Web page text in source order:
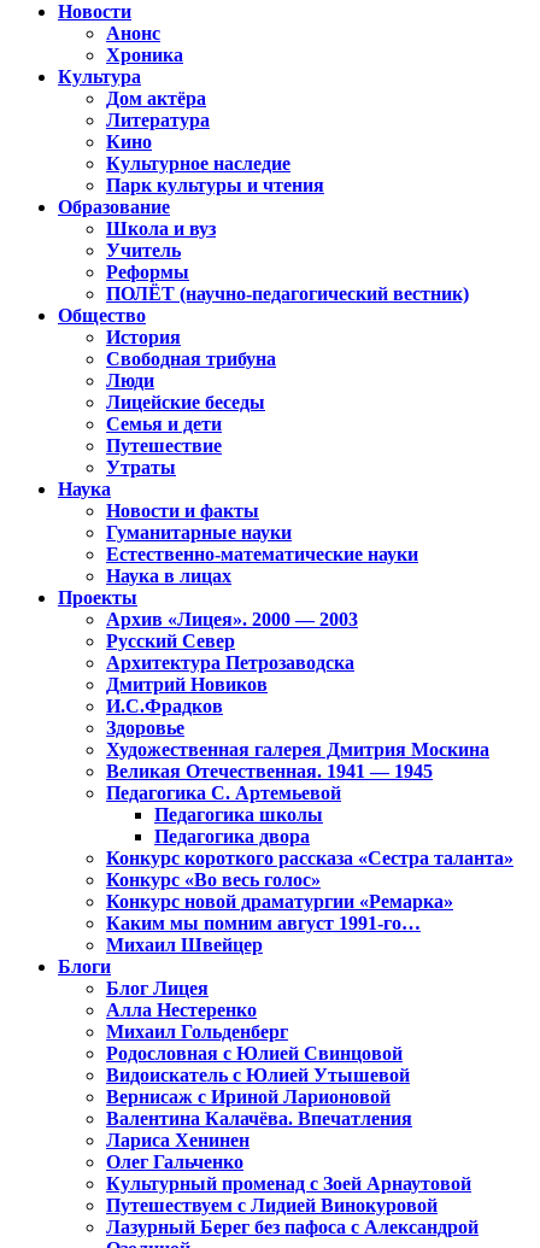
Новости
Анонс
Хроника
Культура
Дом актёра
Литература
Кино
Культурное наследие
Парк культуры и чтения
Образование
Школа и вуз
Учитель
Реформы
ПОЛЁТ (научно-педагогический вестник)
Общество
История
Свободная трибуна
Люди
Лицейские беседы
Семья и дети
Путешествие
Утраты
Наука
Новости и факты
Гуманитарные науки
Естественно-математические науки
Наука в лицах
Проекты
Архив «Лицея». 2000 — 2003
Русский Север
Архитектура Петрозаводска
Дмитрий Новиков
И.С.Фрадков
Здоровье
Художественная галерея Дмитрия Москина
Великая Отечественная. 1941 — 1945
Педагогика С. Артемьевой
Педагогика школы
Педагогика двора
Конкурс короткого рассказа «Сестра таланта»
Конкурс «Во весь голос»
Конкурс новой драматургии «Ремарка»
Каким мы помним август 1991-го…
Михаил Швейцер
Блоги
Блог Лицея
Алла Нестеренко
Михаил Гольденберг
Родословная с Юлией Свинцовой
Видоискатель с Юлией Утышевой
Вернисаж с Ириной Ларионовой
Валентина Калачёва. Впечатления
Лариса Хенинен
Олег Гальченко
Культурный променад с Зоей Арнаутовой
Путешествуем с Лидией Винокуровой
Лазурный Берег без пафоса с Александрой